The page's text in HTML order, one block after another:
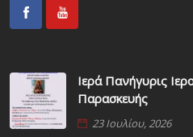
Ιερά Πανήγυρις
Παρασκευής
23 Ιουλίου, 2026